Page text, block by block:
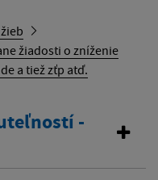
žiadosti o zníženie
a tiež zťp atď.
-